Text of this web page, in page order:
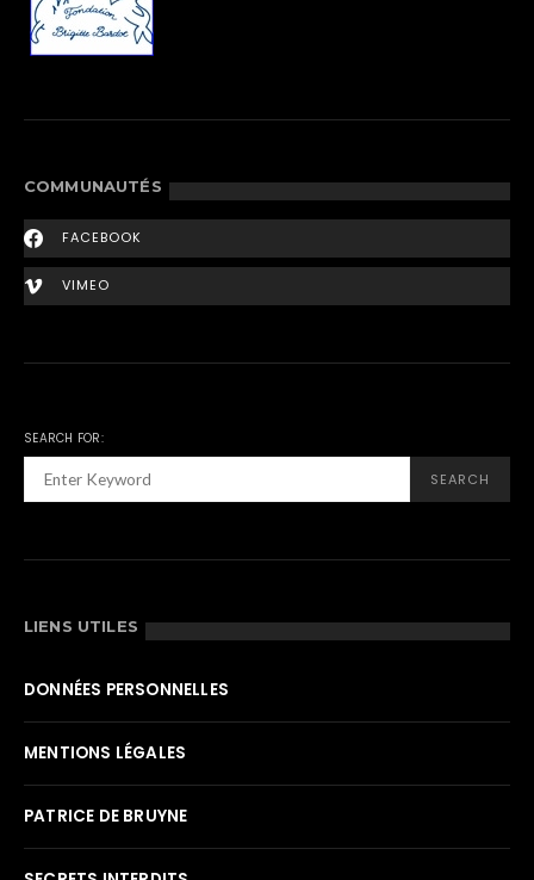
COMMUNAUTÉS
FACEBOOK
VIMEO
SEARCH FOR:
SEARCH
LIENS UTILES
DONNÉES PERSONNELLES
MENTIONS LÉGALES
PATRICE DE BRUYNE